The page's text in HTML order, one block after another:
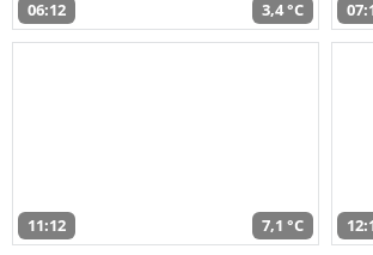
06:12 3,4 °C
11:12 7,1 °C